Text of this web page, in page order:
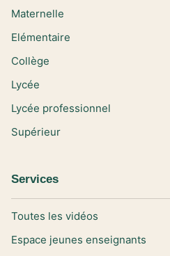
Maternelle
Elémentaire
Collège
Lycée
Lycée professionnel
Supérieur
Services
Toutes les vidéos
Espace jeunes enseignants